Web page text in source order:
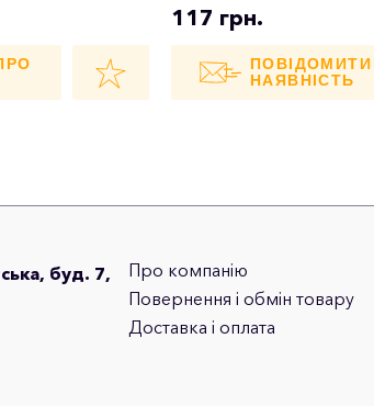
117 грн.
НАЯВНІСТЬ
буд. 7,
Про компанію
Повернення і обмін товару
Доставка і оплата